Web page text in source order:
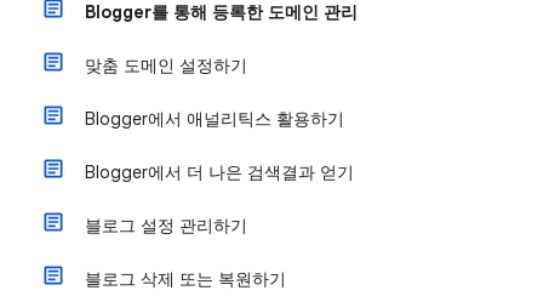
Blogger를 통해 등록한 도메인 관리
맞춤 도메인 설정하기
Blogger에서 애널리틱스 활용하기
Blogger에서 더 나은 검색결과 얻기
블로그 설정 관리하기
블로그 삭제 또는 복원하기